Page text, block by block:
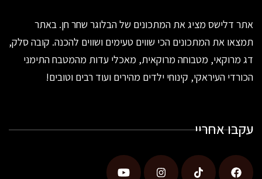
אתר דלישס מציג את המתכונים של הבלוגר שחר חן. באתר
תמצאו את המתכונים הכי שווים טעימים ושווים להכנה. קובה סלק,
דג מרוקאי, מטבוחה מרוקאית, מאכלי עדות מהמטבח התימני
הכורדי העיראקי, קינוחי ילדים מהירים ועוד רבים וטובים!
עקבו אחריי